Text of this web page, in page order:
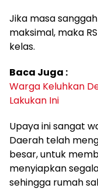
Jika masa
maksimal, maka
kelas.
Baca Juga :
Warga Keluhkan
Lakukan Ini
Upaya ini sangat
Daerah telah
besar, untuk
menyiapkan
sehingga rumah